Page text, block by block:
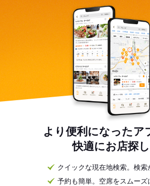
ますので、未経験の方もご安心ください。 経験に応じ
にステップアップし、できることを
先輩スタッフが優しくサポートしま
バックアップできる環境です。
より便利になったア
快適にお店探し
クイックな現在地検索。検索
予約も簡単。空席をスムーズ